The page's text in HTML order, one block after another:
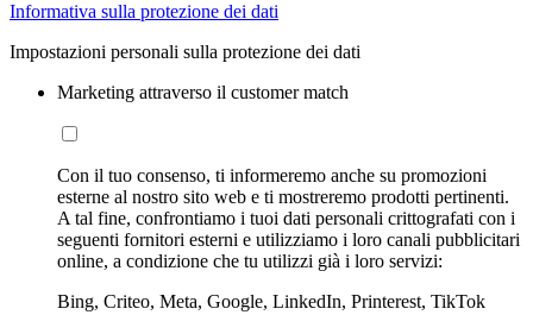
Informativa sulla protezione dei dati
Impostazioni personali sulla protezione dei dati
Marketing attraverso il customer match
Con il tuo consenso, ti informeremo anche su promozioni
esterne al nostro sito web e ti mostreremo prodotti pertinenti.
A tal fine, confrontiamo i tuoi dati personali crittografati con i
seguenti fornitori esterni e utilizziamo i loro canali pubblicitari
online, a condizione che tu utilizzi già i loro servizi:
Bing, Criteo, Meta, Google, LinkedIn, Printerest, TikTok